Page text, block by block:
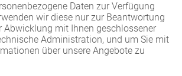
Daten zur Verfügung
wir diese nur zur Beantwortung
Abwicklung mit Ihnen geschlossener
Administration, und um Sie mit
über unsere Angebote zu